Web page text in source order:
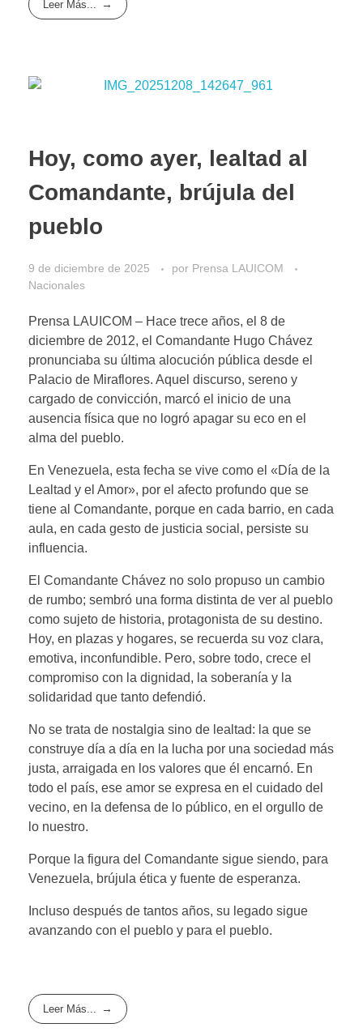
Leer Más...
Hoy, como ayer, lealtad al
Comandante, brújula del
pueblo
9 de diciembre de 2025 por Prensa LAUICOM
Nacionales
Prensa LAUICOM – Hace trece años, el 8 de
diciembre de 2012, el Comandante Hugo Chávez
pronunciaba su última alocución pública desde el
Palacio de Miraflores. Aquel discurso, sereno y
cargado de convicción, marcó el inicio de una
ausencia física que no logró apagar su eco en el
alma del pueblo.
En Venezuela, esta fecha se vive como el «Día de la
Lealtad y el Amor», por el afecto profundo que se
tiene al Comandante, porque en cada barrio, en cada
aula, en cada gesto de justicia social, persiste su
influencia.
El Comandante Chávez no solo propuso un cambio
de rumbo; sembró una forma distinta de ver al pueblo
como sujeto de historia, protagonista de su destino.
Hoy, en plazas y hogares, se recuerda su voz clara,
emotiva, inconfundible. Pero, sobre todo, crece el
compromiso con la dignidad, la soberanía y la
solidaridad que tanto defendió.
No se trata de nostalgia sino de lealtad: la que se
construye día a día en la lucha por una sociedad más
justa, arraigada en los valores que él encarnó. En
todo el país, ese amor se expresa en el cuidado del
vecino, en la defensa de lo público, en el orgullo de
lo nuestro.
Porque la figura del Comandante sigue siendo, para
Venezuela, brújula ética y fuente de esperanza.
Incluso después de tantos años, su legado sigue
avanzando con el pueblo y para el pueblo.
Leer Más...